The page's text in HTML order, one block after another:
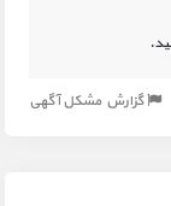
گزارش مشکل آگهی